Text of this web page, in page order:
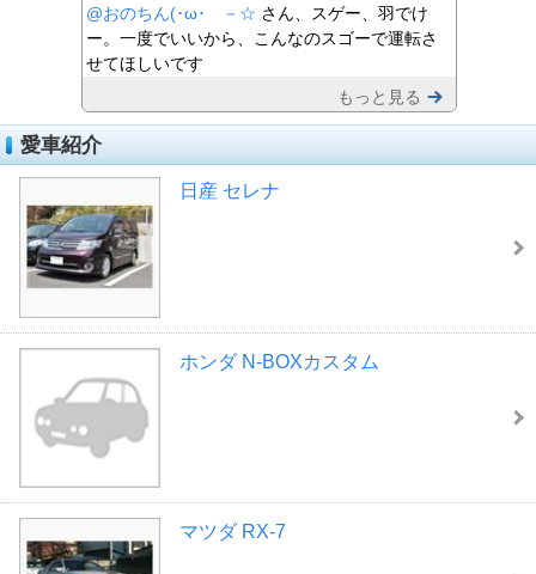
@おのちん(･ω･ゞ－☆ さん、スゲー、羽でけ
ー。一度でいいから、こんなのスゴーで運転さ
せてほしいです
もっと見る
愛車紹介
日産 セレナ
ホンダ N-BOXカスタム
マツダ RX-7